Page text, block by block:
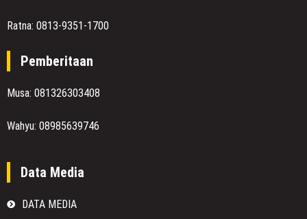
Ratna: 0813-9351-1700
Pemberitaan
Musa: 081326303408
Wahyu: 08985639746
Data Media
DATA MEDIA